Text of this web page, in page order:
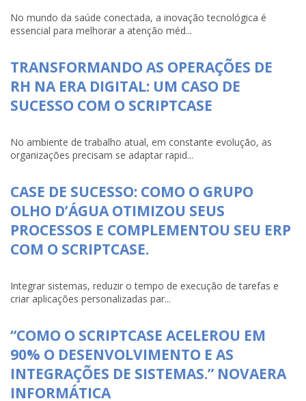
No mundo da saúde conectada, a inovação tecnológica é
essencial para melhorar a atenção méd...
TRANSFORMANDO AS OPERAÇÕES DE
RH NA ERA DIGITAL: UM CASO DE
SUCESSO COM O SCRIPTCASE
No ambiente de trabalho atual, em constante evolução, as
organizações precisam se adaptar rapid...
CASE DE SUCESSO: COMO O GRUPO
OLHO D’ÁGUA OTIMIZOU SEUS
PROCESSOS E COMPLEMENTOU SEU ERP
COM O SCRIPTCASE.
Integrar sistemas, reduzir o tempo de execução de tarefas e
criar aplicações personalizadas par...
“COMO O SCRIPTCASE ACELEROU EM
90% O DESENVOLVIMENTO E AS
INTEGRAÇÕES DE SISTEMAS.” NOVAERA
INFORMÁTICA